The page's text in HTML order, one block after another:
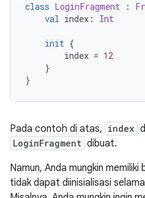
class LoginFragment :
val index : Int
init {
index = 12
}
}
Pada contoh di atas, index
LoginFragment dibuat.
Namun, Anda mungkin
tidak dapat diinisialisasi